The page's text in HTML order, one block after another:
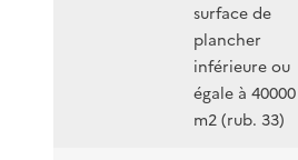
surface de
plancher
inférieure ou
égale à 40000
m2 (rub. 33)